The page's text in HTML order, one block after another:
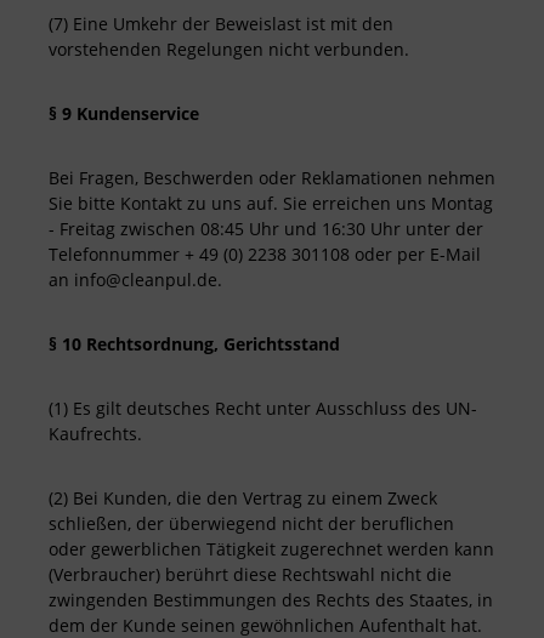
(7) Eine Umkehr der Beweislast ist mit den
vorstehenden Regelungen nicht verbunden.
§ 9 Kundenservice
Bei Fragen, Beschwerden oder Reklamationen nehmen
Sie bitte Kontakt zu uns auf. Sie erreichen uns Montag
- Freitag zwischen 08:45 Uhr und 16:30 Uhr unter der
Telefonnummer + 49 (0) 2238 301108 oder per E-Mail
an info@cleanpul.de.
§ 10 Rechtsordnung, Gerichtsstand
(1) Es gilt deutsches Recht unter Ausschluss des UN-
Kaufrechts.
(2) Bei Kunden, die den Vertrag zu einem Zweck
schließen, der überwiegend nicht der beruflichen
oder gewerblichen Tätigkeit zugerechnet werden kann
(Verbraucher) berührt diese Rechtswahl nicht die
zwingenden Bestimmungen des Rechts des Staates, in
dem der Kunde seinen gewöhnlichen Aufenthalt hat.